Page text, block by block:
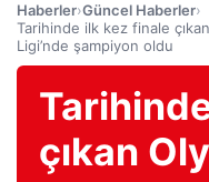
Haberler›Güncel Haberler›
Tarihinde ilk kez finale
Ligi’nde şampiyon oldu
çıkan